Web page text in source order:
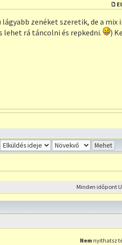
lágyabb zenéket szeretik, de a
lehet rá táncolni és repkedni.
)
Minden időpont
Nem nyithatsz